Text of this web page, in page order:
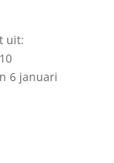
uit:
6 januari